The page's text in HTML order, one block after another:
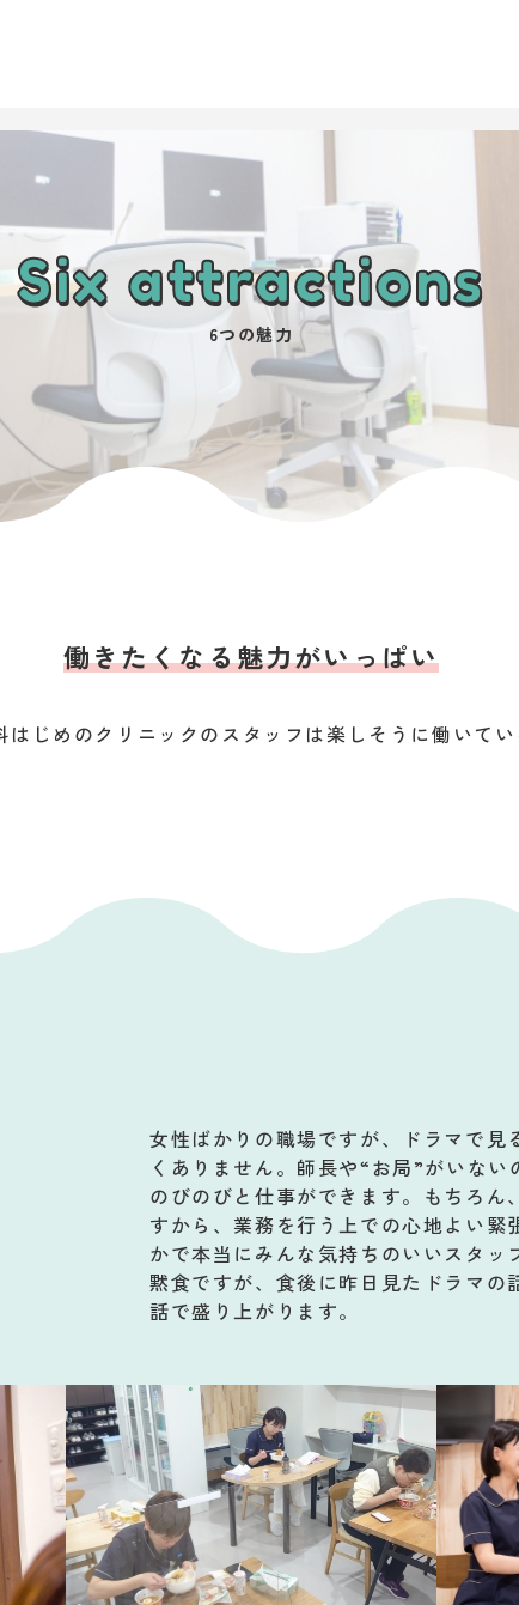
Six attractions
6つの魅力
働きたくなる魅力がいっぱい
はじめのクリニックのスタッフは楽しそうに働いて
女性ばかりの職場ですが、ドラマで
くありません。師長や“お局”がいな
のびのびと仕事ができます。もちろ
すから、業務を行う上での心地よい
かで本当にみんな気持ちのいいスタ
黙食ですが、食後に昨日見たドラマ
話で盛り上がります。